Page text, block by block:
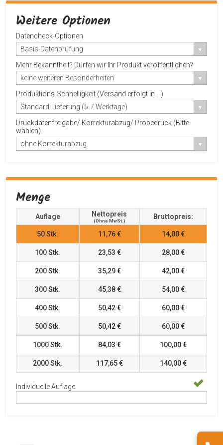
Weitere Optionen
Datencheck-Optionen
Basis-Datenprüfung
Mehr Bekanntheit? Dürfen wir Ihr Produkt veröffentlichen?
keine weiteren Besonderheiten
Produktions-Schnelligkeit (Versand erfolgt in....)
Standard-Lieferung (5-7 Werktage)
Druckdatenfreigabe/ Korrekturabzug/ Probedruck (Bitte
wählen)
ohne Korrekturabzug
Menge
Auflage Nettopreis
(ohne MwSt.)
Bruttopreis:
50Stk. 11,76 € 14,00 €
100Stk. 23,53 € 28,00 €
200Stk. 35,29 € 42,00 €
300Stk. 45,38 € 54,00 €
400Stk. 50,42 € 60,00 €
500Stk. 50,42 € 60,00 €
1000Stk. 84,03 € 100,00 €
2000Stk. 117,65 € 140,00 €
Individuelle Auflage